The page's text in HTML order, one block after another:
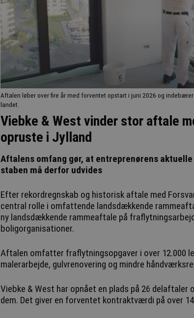
Aftalen løber over fire år med forventet opstart i juni 2026 og
landet.
Viebke & West vinder stor aftale
opruste i Jylland
Aftalens omfang gør, at entreprenørens
staben må derfor udvides
Efter rekordregnskab og historisk aftale med
central rolle i omfattende landsdækkende
ny landsdækkende rammeaftale på
boligorganisationer.
Aftalen omfatter fraflytningsopgaver i over 12.000
malerarbejde, gulvrenovering og mindre
Viebke & West har opnået en plads på 26
dem. Det giver en forventet kontraktværdi på over